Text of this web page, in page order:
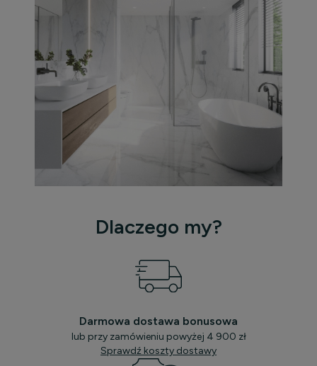
Dlaczego my?
Darmowa dostawa bonusowa
lub przy zamówieniu powyżej 4 900 zł
Sprawdź koszty dostawy